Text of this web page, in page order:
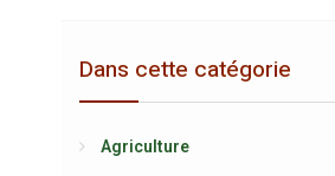
Dans cette catégorie
Agriculture